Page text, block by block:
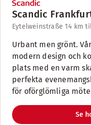
Scandic
Eytelweinstraße 14 km
Urbant men grönt.
modern design och
plats med en varm
perfekta
för oförglömliga
Se